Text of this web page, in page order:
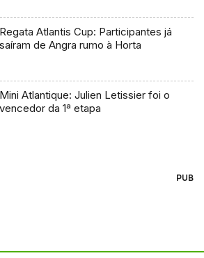
Regata Atlantis Cup: Participantes já
saíram de Angra rumo à Horta
Mini Atlantique: Julien Letissier foi o
vencedor da 1ª etapa
PUB